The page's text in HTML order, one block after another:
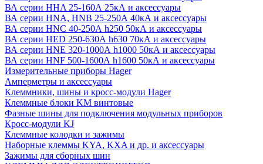
ВА серии HHA 25-160А 25кА и аксессуары
ВА серии HNA, HNB 25-250А 40кА и аксессуары
ВА серии HNC 40-250А h250 50кА и аксессуары
ВА серии HED 250-630А h630 70кА и аксессуары
ВА серии HNE 320-1000А h1000 50кА и аксессуары
ВА серии HNF 500-1600А h1600 50кА и аксессуары
Измерительные приборы Hager
Амперметры и аксессуары
Клеммники, шины и кросс-модули Hager
Клеммные блоки KM винтовые
Фазные шины для подключения модульных приборов
Кросс-модули KJ
Клеммные колодки и зажимы
Наборные клеммы KYA, KXA и др. и аксессуары
Зажимы для сборных шин